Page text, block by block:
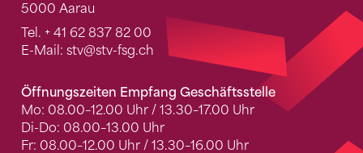
5000 Aarau
Tel. + 41 62 837 82 00
E-Mail: stv@stv-fsg.ch
Öffnungszeiten Empfang Geschäftsstelle
Mo: 08.00–12.00 Uhr / 13.30–17.00 Uhr
Di-Do: 08.00–13.00 Uhr
Fr: 08.00–12.00 Uhr / 13.30–16.00 Uhr